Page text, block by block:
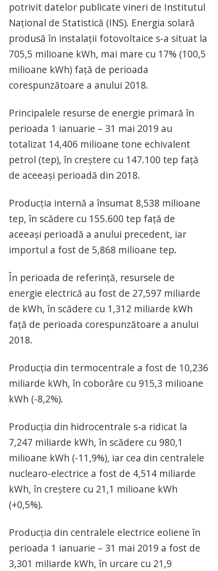
potrivit datelor publicate vineri de Institutul
Naţional de Statistică (INS). Energia solară
produsă în instalaţii fotovoltaice s-a situat la
705,5 milioane kWh, mai mare cu 17% (100,5
milioane kWh) faţă de perioada
corespunzătoare a anului 2018.
Principalele resurse de energie primară în
perioada 1 ianuarie – 31 mai 2019 au
totalizat 14,406 milioane tone echivalent
petrol (tep), în creştere cu 147.100 tep faţă
de aceeaşi perioadă din 2018.
Producţia internă a însumat 8,538 milioane
tep, în scădere cu 155.600 tep faţă de
aceeaşi perioadă a anului precedent, iar
importul a fost de 5,868 milioane tep.
În perioada de referinţă, resursele de
energie electrică au fost de 27,597 miliarde
de kWh, în scădere cu 1,312 miliarde kWh
faţă de perioada corespunzătoare a anului
2018.
Producţia din termocentrale a fost de 10,236
miliarde kWh, în coborâre cu 915,3 milioane
kWh (-8,2%).
Producţia din hidrocentrale s-a ridicat la
7,247 miliarde kWh, în scădere cu 980,1
milioane kWh (-11,9%), iar cea din centralele
nuclearo-electrice a fost de 4,514 miliarde
kWh, în creştere cu 21,1 milioane kWh
(+0,5%).
Producţia din centralele electrice eoliene în
perioada 1 ianuarie – 31 mai 2019 a fost de
3,301 miliarde kWh, în urcare cu 21,9